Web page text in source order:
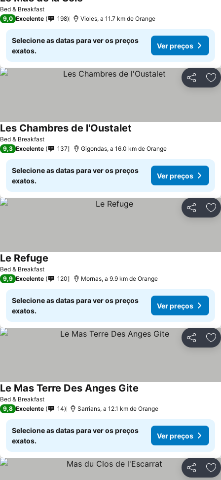
Bed & Breakfast
9,0 Excelente 198 Violes, a 11.7 km de Orange
Selecione as datas para ver os preços
exatos.
Ver preços
Partilhar
Bed & Breakfast
Les Chambres de l'Oustalet
9,3 Excelente 137 Gigondas, a 16.0 km de Orange
Selecione as datas para ver os preços
exatos.
Ver preços
Partilhar
Bed & Breakfast
Le Refuge
9,9 Excelente 120 Mornas, a 9.9 km de Orange
Selecione as datas para ver os preços
exatos.
Ver preços
Partilhar
Bed & Breakfast
Le Mas Terre Des Anges Gite
9,8 Excelente 14 Sarrians, a 12.1 km de Orange
Selecione as datas para ver os preços
exatos.
Ver preços
Partilhar